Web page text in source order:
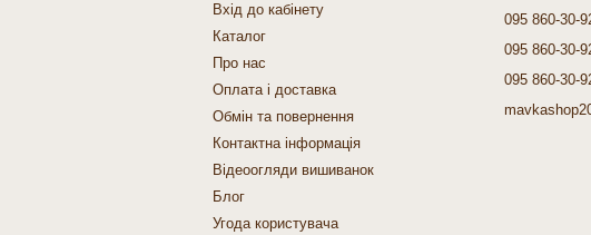
Вхід до кабінету
Каталог
Про нас
Оплата і доставка
Обмін та повернення
Контактна інформація
Відеоогляди вишиванок
Блог
Угода користувача
095 860-30-
095 860-30-
095 860-30-